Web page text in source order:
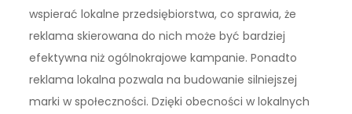
wspierać lokalne przedsiębiorstwa, co sprawia, że
reklama skierowana do nich może być bardziej
efektywna niż ogólnokrajowe kampanie. Ponadto
reklama lokalna pozwala na budowanie silniejszej
marki w społeczności. Dzięki obecności w lokalnych